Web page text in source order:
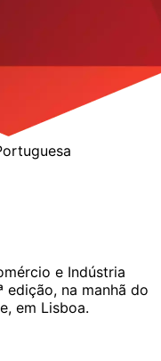
e Indústria
edição, na manhã do
em Lisboa.